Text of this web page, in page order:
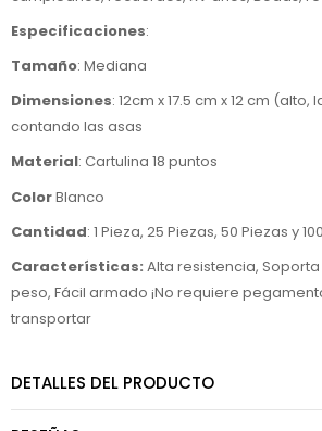
Especificaciones:
Tamaño: Mediana
Dimensiones: 12cm x 17.5 cm x 12 cm
contando las asas
Material: Cartulina 18 puntos
ColorBlanco
Cantidad: 1 Pieza, 25 Piezas, 50 Piezas y
Características: Alta resistencia, Soporta
peso, Fácil armado ¡No requiere
transportar
DETALLES DEL PRODUCTO